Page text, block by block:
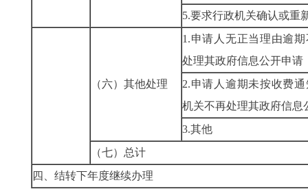
5.要求行政机关确认或重
（六）其他处理
1.申请人无正当理由逾
处理其政府信息公开申请
2.申请人逾期未按收费
机关不再处理其政府信息
3.其他
（七）总计
四、结转下年度继续办理